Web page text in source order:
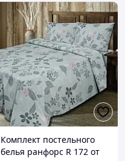
Комплект постельного
белья ранфорс R 172 от